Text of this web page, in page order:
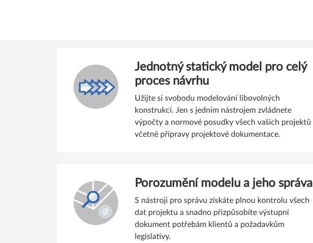
Jednotný statický model pro celý
proces návrhu
Užijte si svobodu modelování libovolných
konstrukcí. Jen s jedním nástrojem zvládnete
výpočty a normové posudky všech vašich projektů
včetně přípravy projektové dokumentace.
Porozumění modelu a jeho správa
S nástroji pro správu získáte plnou kontrolu všech
dat projektu a snadno přizpůsobíte výstupní
dokument potřebám klientů a požadavkům
legislativy.